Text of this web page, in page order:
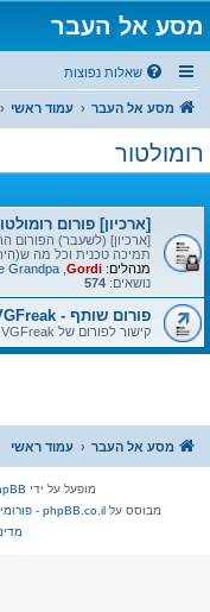
מסע אל העבר
שאלות נפוצות
מסע אל העבר עמוד ראשי
רומולטור
[ארכיון] פורום
[ארכיון] (לשעבר) הפורום
תמיכה טכנית וכל מה
מנהלים: Gordi
Grandpa
נושאים: 574
פורום שותף - VGFreak
קישור לפורום של VGFreak - אתר העוסק בקונסולות, רומים ואמולטורים.
מסע אל העבר עמוד ראשי
מופעל על ידי
מבוסס עלphpBB.co.il - פורומים בעברית